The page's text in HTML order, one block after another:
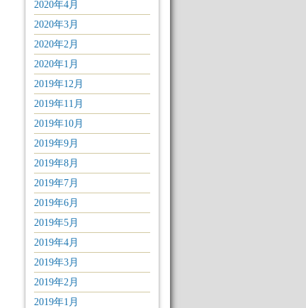
2020年4月
2020年3月
2020年2月
2020年1月
2019年12月
2019年11月
2019年10月
2019年9月
2019年8月
2019年7月
2019年6月
2019年5月
2019年4月
2019年3月
2019年2月
2019年1月